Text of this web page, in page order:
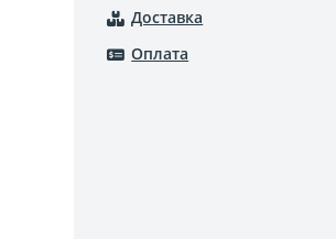
Доставка
Оплата